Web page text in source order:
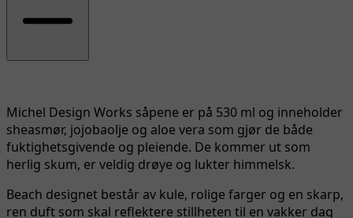
Michel Design Works såpene er på 530 ml og inneholder
sheasmør, jojobaolje og aloe vera som gjør de både
fuktighetsgivende og pleiende. De kommer ut som
herlig skum, er veldig drøye og lukter himmelsk.
Beach designet består av kule, rolige farger og en skarp,
ren duft som skal reflektere stillheten til en vakker dag